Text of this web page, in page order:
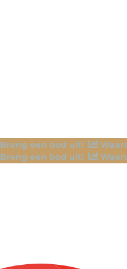
Breng een bod uit!
Breng een bod uit!